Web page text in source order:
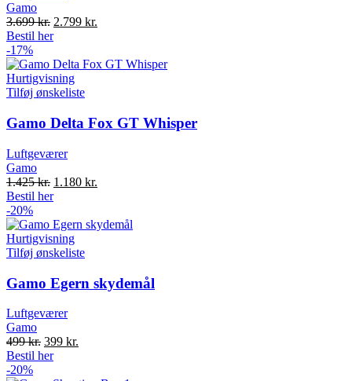
Gamo
3.699kr. Original
price
3.699 kr..
2.799 kr.
2.799 kr..
Bestil her
-17%
Hurtigvisning
Tilføj ønskeliste
Gamo Delta Fox GT Whisper
Luftgeværer
Gamo
1.425kr. Original
price
1.425 kr..
1.180 kr.
1.180 kr..
Bestil her
-20%
Hurtigvisning
Tilføj ønskeliste
Gamo Egern skydemål
Luftgeværer
Gamo
499kr. Original
price
399 kr.
Bestil her
-20%